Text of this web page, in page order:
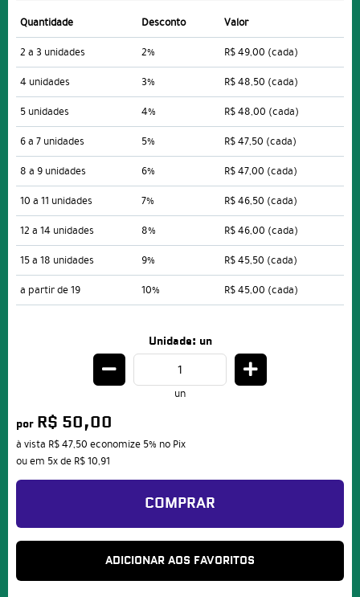
Quantidade Desconto
Valor
2 a 3 unidades
2% R$ 49,00 (cada)
4 unidades
3% R$ 48,50 (cada)
5 unidades
4% R$ 48,00 (cada)
6 a 7 unidades
5% R$ 47,50 (cada)
8 a 9 unidades
6% R$ 47,00 (cada)
10 a 11 unidades
7% R$ 46,50 (cada)
12 a 14 unidades
8% R$ 46,00 (cada)
15 a 18 unidades
9% R$ 45,50 (cada)
a partir de 19
10% R$ 45,00 (cada)
Unidade: un
un
por R$ 50,00
à vista R$ 47,50 economize 5% no Pix
ou em 5xde R$ 10,91
COMPRAR
ADICIONAR AOS FAVORITOS